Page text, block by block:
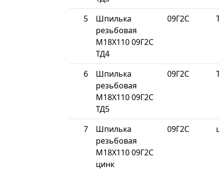
5
Шпилька
резьбовая
М18Х110 09Г2С
ТД4
09Г2С
6
Шпилька
резьбовая
М18Х110 09Г2С
ТД5
09Г2С
7
Шпилька
резьбовая
М18Х110 09Г2С
цинк
09Г2С